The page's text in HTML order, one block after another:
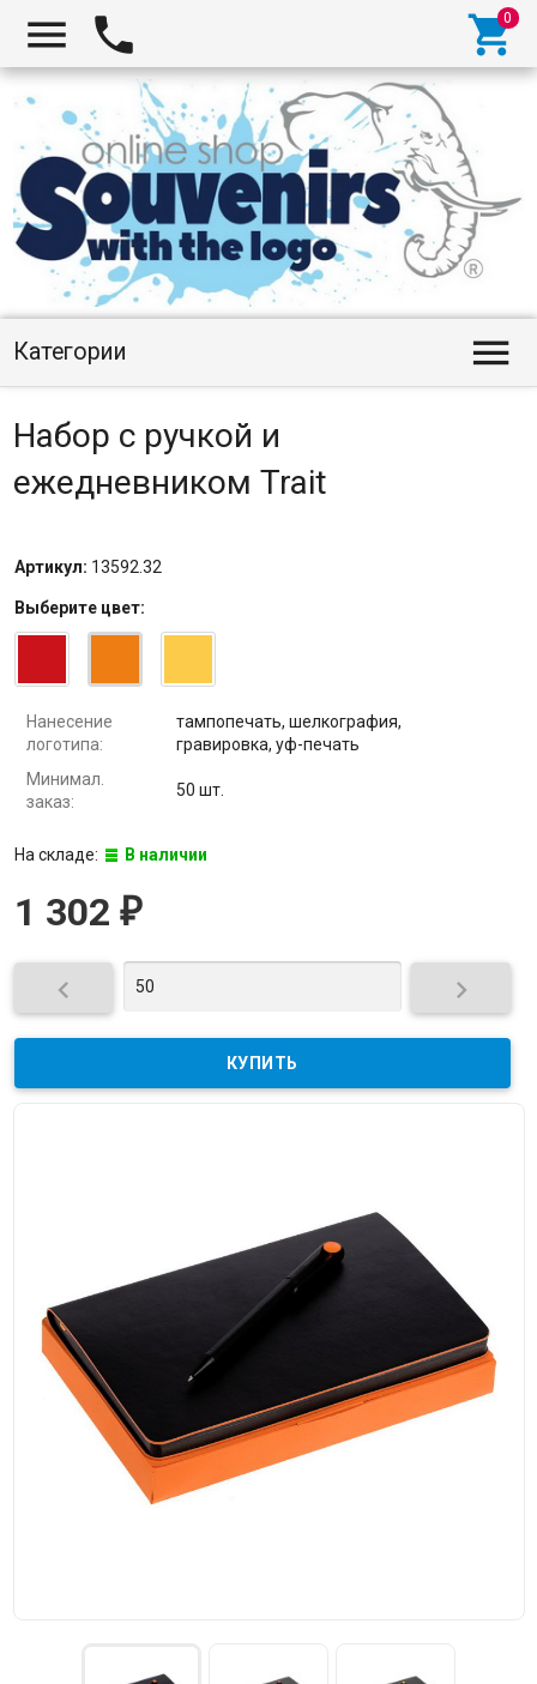
  
Категории 
Набор с ручкой и
ежедневником Trait
Артикул: 13592.32
Выберите цвет:
Нанесение
логотипа:
тампопечать, шелкография,
гравировка, уф-печать
Минимал.
заказ:
50 шт.
На складе: В наличии
1 302 ₽
 